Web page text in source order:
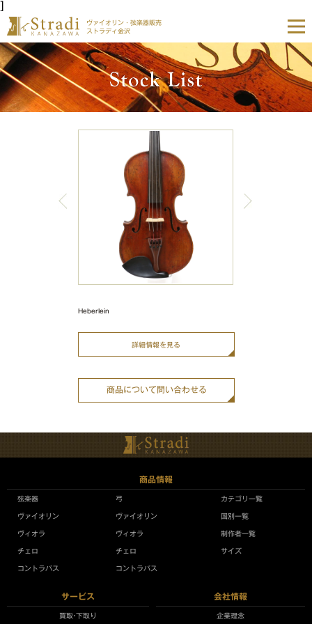
]
ヴァイオリン・弦楽器販売
ストラディ金沢
Heberlein
詳細情報を見る
商品について問い合わせる
商品情報
弦楽器
ヴァイオリン
ヴィオラ
チェロ
コントラバス
弓
ヴァイオリン
ヴィオラ
チェロ
コントラバス
カテゴリ一覧
国別一覧
制作者一覧
サイズ
サービス
買取•下取り
会社情報
企業理念